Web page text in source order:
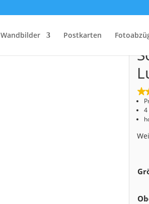
Wandbilder Postkarten
Start/Shop/Poster/ Poster (00631) Schloss
4